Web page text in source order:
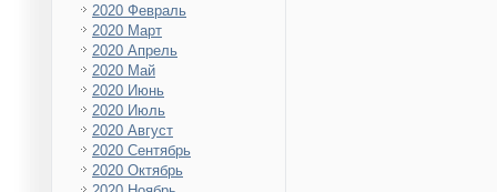
2020 Февраль
2020 Март
2020 Апрель
2020 Май
2020 Июнь
2020 Июль
2020 Август
2020 Сентябрь
2020 Октябрь